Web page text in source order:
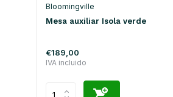
Bloomingville
Mesa auxiliar Isola verde
€189,00
IVA incluido